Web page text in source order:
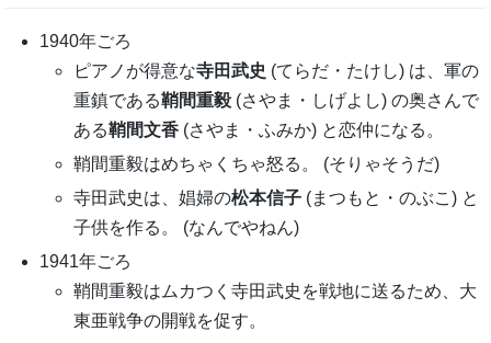
1940年ごろ
ピアノが得意な寺田武史 (てらだ・たけし) は、軍の
重鎮である鞘間重毅 (さやま・しげよし) の奥さんで
ある鞘間文香 (さやま・ふみか) と恋仲になる。
鞘間重毅はめちゃくちゃ怒る。 (そりゃそうだ)
寺田武史は、娼婦の松本信子 (まつもと・のぶこ) と
子供を作る。 (なんでやねん)
1941年ごろ
鞘間重毅はムカつく寺田武史を戦地に送るため、大
東亜戦争の開戦を促す。